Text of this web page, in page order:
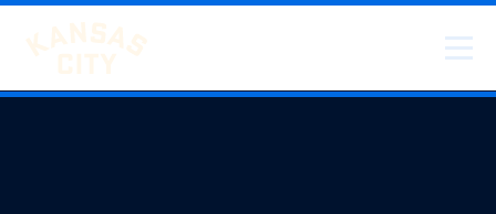
Besuchen Sie KC
Zum Inhalt springen